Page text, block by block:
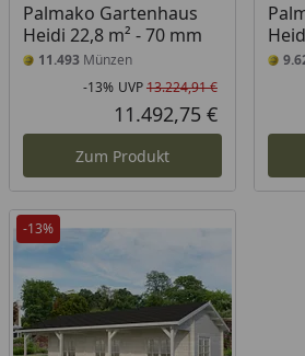
Palmako Gartenhaus
Heidi 22,8 m² - 70 mm
11.493 Münzen
Rabatt in
-13% UVP13.224,91 €
Aktueller
11.492,75 €
Zum Produkt
-13%